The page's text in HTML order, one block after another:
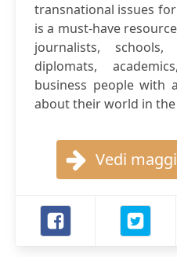
transnational issues
is a must-have
journalists, schools,
diplomats,
business people with
about their world in
Vedi